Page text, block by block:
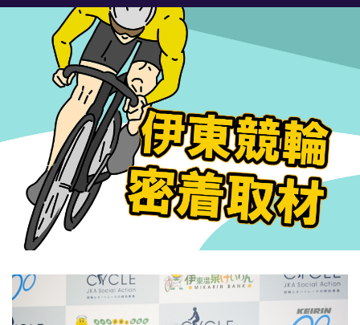
トリマクリオリジナル予想
トリマクリコラム
お知らせ
番記者とくダネ！
選手ランキング
競輪場ガイド
記者紹介